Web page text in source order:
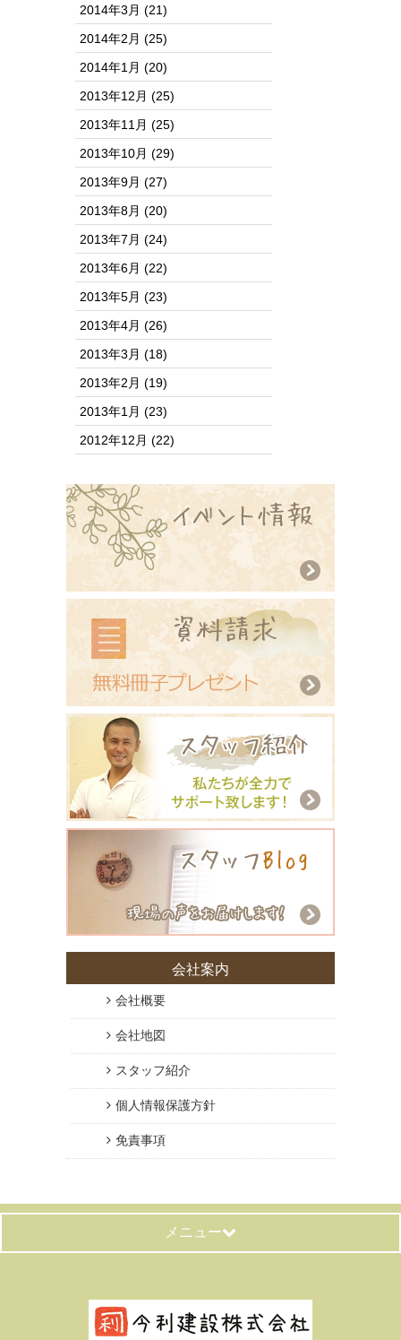
2014年3月 (21)
2014年2月 (25)
2014年1月 (20)
2013年12月 (25)
2013年11月 (25)
2013年10月 (29)
2013年9月 (27)
2013年8月 (20)
2013年7月 (24)
2013年6月 (22)
2013年5月 (23)
2013年4月 (26)
2013年3月 (18)
2013年2月 (19)
2013年1月 (23)
2012年12月 (22)
会社案内
会社概要
会社地図
スタッフ紹介
個人情報保護方針
免責事項
メニュー